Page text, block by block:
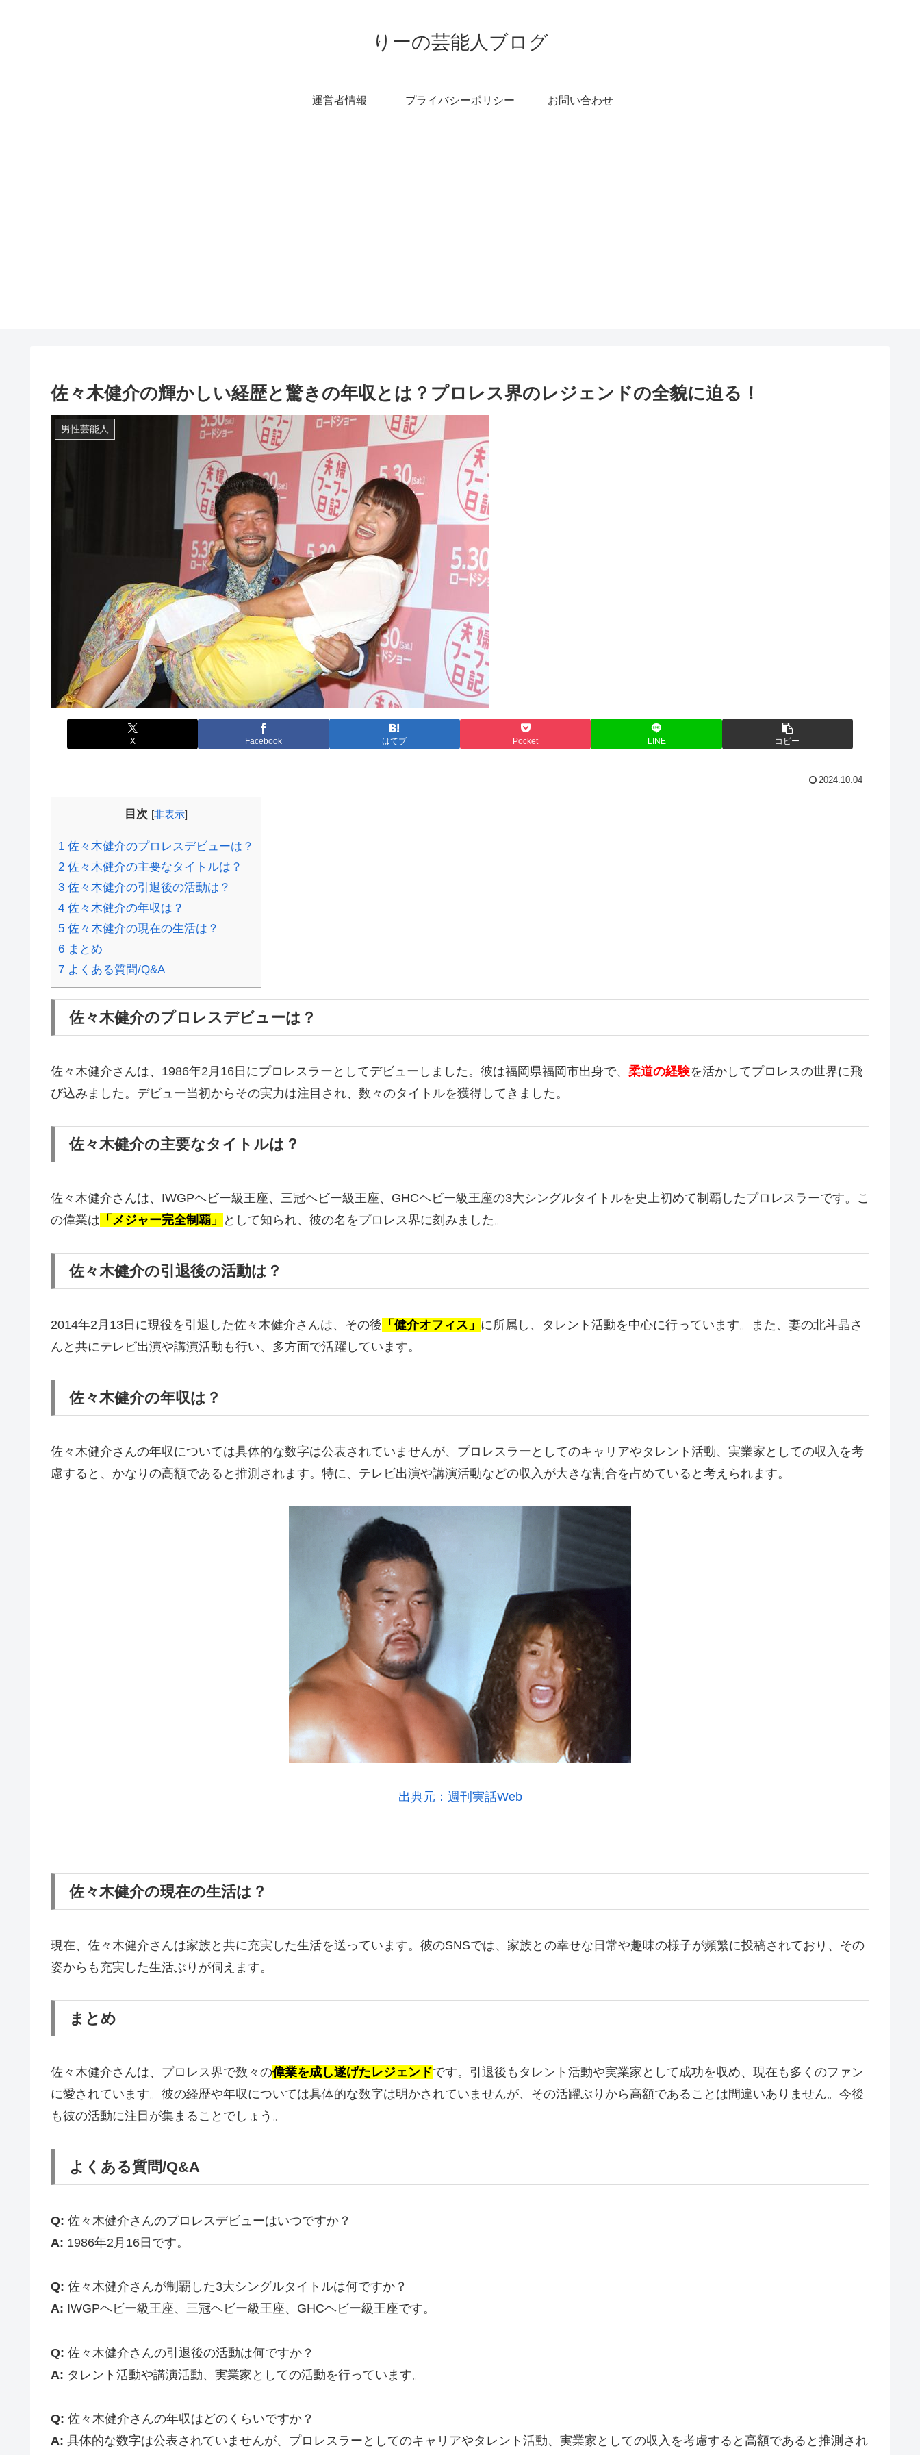
りーの芸能人ブログ
運営者情報 プライバシーポリシー お問い合わせ
佐々木健介の輝かしい経歴と驚きの年収とは？プロレス界のレジェンドの全貌に迫る！
男性芸能人
X Facebook はてブ Pocket LINE コピー
2024.10.04
目次 [非表示]
1 佐々木健介のプロレスデビューは？
2 佐々木健介の主要なタイトルは？
3 佐々木健介の引退後の活動は？
4 佐々木健介の年収は？
5 佐々木健介の現在の生活は？
6 まとめ
7 よくある質問/Q&A
佐々木健介のプロレスデビューは？
佐々木健介さんは、1986年2月16日にプロレスラーとしてデビューしました。彼は福岡県福岡市出身で、 柔道の経験を活かしてプロレスの世界に飛
び込みました。デビュー当初からその実力は注目され、数々のタイトルを獲得してきました。
佐々木健介の主要なタイトルは？
佐々木健介さんは、IWGPヘビー級王座、三冠ヘビー級王座、GHCヘビー級王座の3大シングルタイトルを史上初めて制覇したプロレスラーです。こ
の偉業は 「メジャー完全制覇」 として知られ、彼の名をプロレス界に刻みました。
佐々木健介の引退後の活動は？
2014年2月13日に現役を引退した佐々木健介さんは、その後 「健介オフィス」 に所属し、タレント活動を中心に行っています。また、妻の北斗晶さ
んと共にテレビ出演や講演活動も行い、多方面で活躍しています。
佐々木健介の年収は？
佐々木健介さんの年収については具体的な数字は公表されていませんが、プロレスラーとしてのキャリアやタレント活動、実業家としての収入を考
慮すると、かなりの高額であると推測されます。特に、テレビ出演や講演活動などの収入が大きな割合を占めていると考えられます。
出典元：週刊実話Web
佐々木健介の現在の生活は？
現在、佐々木健介さんは家族と共に充実した生活を送っています。彼のSNSでは、家族との幸せな日常や趣味の様子が頻繁に投稿されており、その
姿からも充実した生活ぶりが伺えます。
まとめ
佐々木健介さんは、プロレス界で数々の偉業を成し遂げたレジェンドです。引退後もタレント活動や実業家として成功を収め、現在も多くのファン
に愛されています。彼の経歴や年収については具体的な数字は明かされていませんが、その活躍ぶりから高額であることは間違いありません。今後
も彼の活動に注目が集まることでしょう。
よくある質問/Q&A
Q: 佐々木健介さんのプロレスデビューはいつですか？
A: 1986年2月16日です。
Q: 佐々木健介さんが制覇した3大シングルタイトルは何ですか？
A: IWGPヘビー級王座、三冠ヘビー級王座、GHCヘビー級王座です。
Q: 佐々木健介さんの引退後の活動は何ですか？
A: タレント活動や講演活動、実業家としての活動を行っています。
Q: 佐々木健介さんの年収はどのくらいですか？
A: 具体的な数字は公表されていませんが、プロレスラーとしてのキャリアやタレント活動、実業家としての収入を考慮すると高額であると推測され